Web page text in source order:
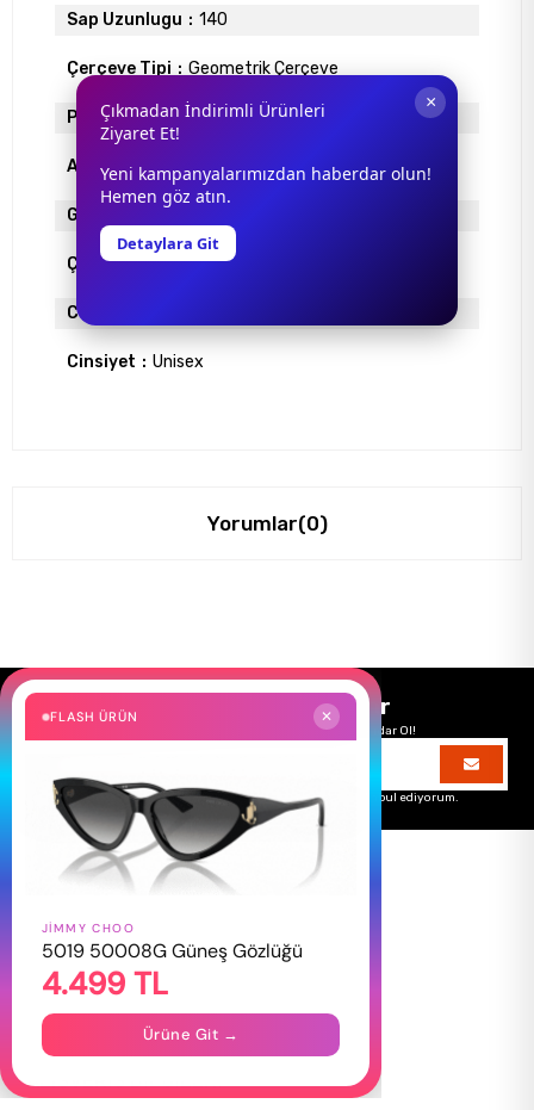
Sap Uzunlugu 140
Çerçeve Tipi Geometrik Çerçeve
Polarize YOK
Ayna YOK
Gövde Rengi
Çerçeve Materyali
Cam Rengi
Cinsiyet Unisex
Yorumlar(0)
Size Özel Kampanyalar
Hemen Kayıt Ol Fırsatlardan Önce Sen Haberdar Ol!
Üyelik koşullarınıvekişisel verilerimin korunmasını kabul ediyorum.
HAKKIMIZDA
Hakkımızda
Gizlilik Politikası
İletişim
Mağazalarımız
ALIŞVERİŞ BİLGİLERİ
×
Çıkmadan İndirimli Ürünleri
Ziyaret Et!
Yeni kampanyalarımızdan haberdar olun!
Hemen göz atın.
Detaylara Git
FLASH ÜRÜN ✕
JIMMY CHOO
5019 50008G Güneş Gözlüğü
4.499 TL
Ürüne Git →